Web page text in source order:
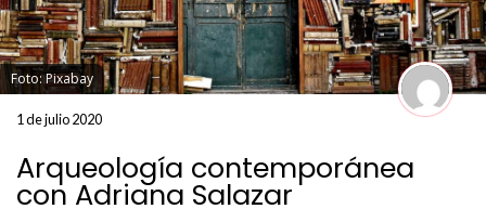
Foto: Pixabay
1 de julio 2020
Arqueología contemporánea
con Adriana Salazar